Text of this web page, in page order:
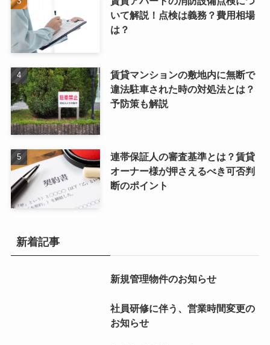
いて解説！点検は義務？費用相場
は？
賃貸マンションの敷地内に無断で
違法駐車された時の対処法とは？
予防策も解説
連帯保証人の審査基準とは？賃貸
オーナー様が押さえるべき可否判
断のポイント
新着記事
新規管理物件のお知らせ
社員研修に伴う、営業時間変更の
お知らせ